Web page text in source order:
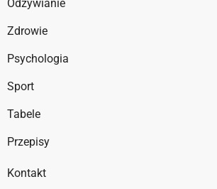
Odżywianie
Zdrowie
Psychologia
Sport
Tabele
Przepisy
Kontakt